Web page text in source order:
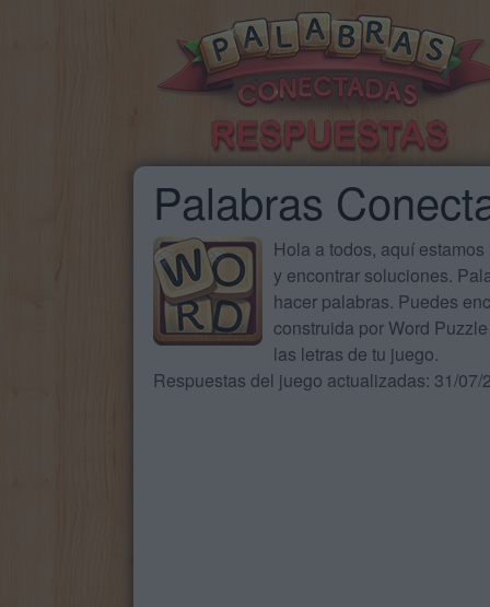
Palabras
Hola a todos, aquí
y encontrar soluciones.
hacer palabras. Puedes
construida por Word
las letras de tu juego.
Respuestas del juego actualizadas: 31/07/